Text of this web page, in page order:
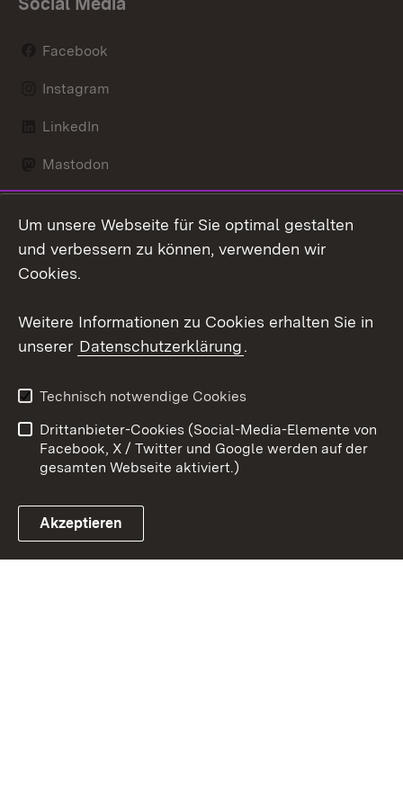
Facebook
Instagram
LinkedIn
Mastodon
X / Twitter
Youtube
Link zum Landesportal
Kontakt
Datenschutz
Barrierefreiheit
Impressum Cookies
Um unsere Webseite für Sie optimal gestalten
und verbessern zu können, verwenden wir
Cookies.
Weitere Informationen zu Cookies erhalten Sie in
unserer Datenschutzerklärung.
Technisch notwendige Cookies
Drittanbieter-Cookies (Social-Media-Elemente von
Facebook, X / Twitter und Google werden auf der
gesamten Webseite aktiviert.)
Akzeptieren